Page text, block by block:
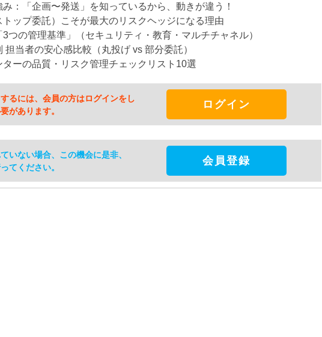
み：「企画〜発送」を知っているから、動きが違う！
トップ委託）こそが最大のリスクヘッジになる理由
3つの管理基準」（セキュリティ・教育・マルチチャネル）
担当者の安心感比較（丸投げ vs 部分委託）
ターの品質・リスク管理チェックリスト10選
るには、会員の方はログインをし
があります。
ログイン
いない場合、この機会に是非、
てください。
会員登録